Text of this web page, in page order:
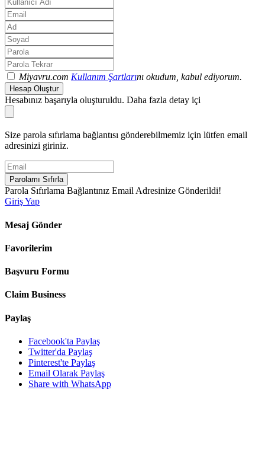
Miyavru.com Kullanım Şartlarını okudum, kabul ediyorum.
Hesap Oluştur
Hesabınız başarıyla oluşturuldu. Daha fazla detay içi
Size parola sıfırlama bağlantısı gönderebilmemiz için lütfen email
adresinizi giriniz.
Parolamı Sıfırla
Parola Sıfırlama Bağlantınız Email Adresinize Gönderildi!
Giriş Yap
Mesaj Gönder
Favorilerim
Başvuru Formu
Claim Business
Paylaş
Facebook'ta Paylaş
Twitter'da Paylaş
Pinterest'te Paylaş
Email Olarak Paylaş
Share with WhatsApp